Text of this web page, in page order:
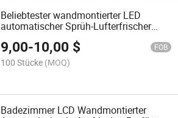
Beliebtester wandmontierter LED
automatischer Sprüh-Lufterfrischer
Parfüm Aerosolspender
9,00-10,00 $ FOB
100 Stücke (MOQ)
Badezimmer LCD Wandmontierter